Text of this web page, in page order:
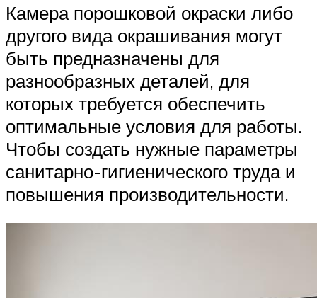
Камера порошковой окраски либо
другого вида окрашивания могут
быть предназначены для
разнообразных деталей, для
которых требуется обеспечить
оптимальные условия для работы.
Чтобы создать нужные параметры
санитарно-гигиенического труда и
повышения производительности.